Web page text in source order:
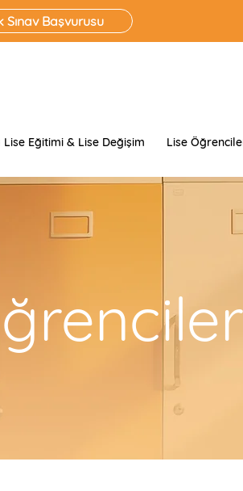
Sınav Başvurusu
Lise Eğitimi & Lise Değişim Lise